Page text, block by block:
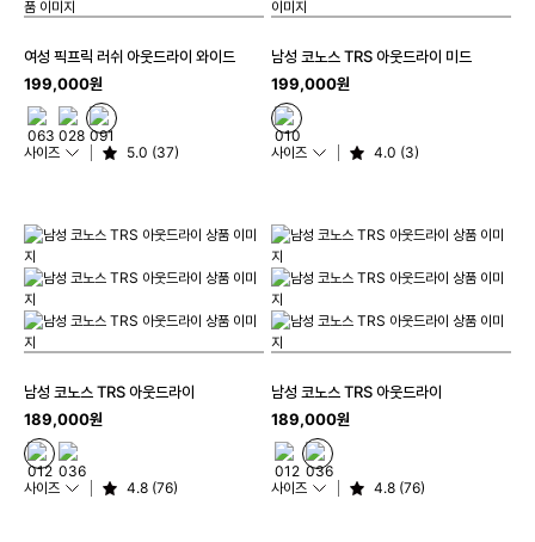
여성 픽프릭 러쉬 아웃드라이 와이드
199,000원
사이즈 5.0 (37)
남성 코노스 TRS 아웃드라이 미드
199,000원
사이즈 4.0 (3)
남성 코노스 TRS 아웃드라이
189,000원
사이즈 4.8 (76)
남성 코노스 TRS 아웃드라이
189,000원
사이즈 4.8 (76)